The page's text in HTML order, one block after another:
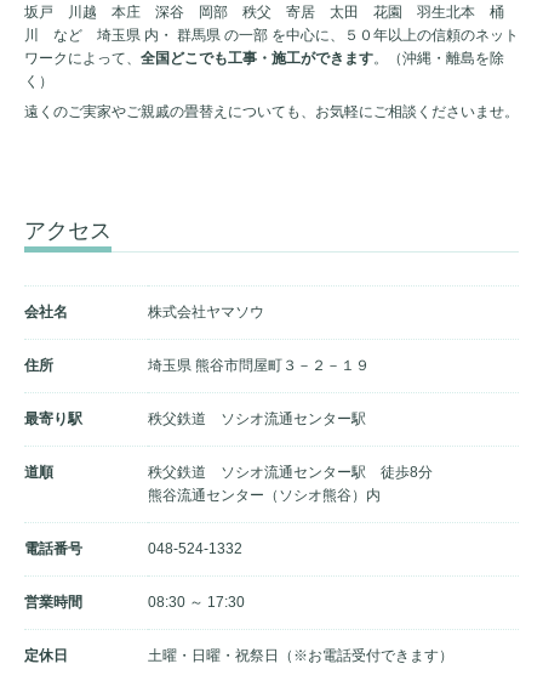
坂戸 川越 本庄 深谷 岡部 秩父 寄居 太田 花園 羽生北本 桶
川 など 埼玉県 内・ 群馬県 の一部 を中心に、５０年以上の信頼のネット
ワークによって、 全国どこでも工事・施工ができます。（沖縄・離島を除
く）
遠くのご実家やご親戚の畳替えについても、お気軽にご相談くださいませ。
アクセス
会社名 株式会社ヤマソウ
住所 埼玉県 熊谷市問屋町３－２－１９
最寄り駅 秩父鉄道 ソシオ流通センター駅
道順
秩父鉄道 ソシオ流通センター駅 徒歩8分
熊谷流通センター（ソシオ熊谷）内
電話番号 048-524-1332
営業時間 08:30 ～ 17:30
定休日 土曜・日曜・祝祭日（※お電話受付できます）